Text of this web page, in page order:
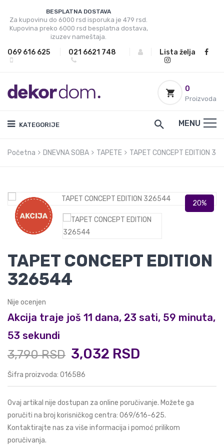
BESPLATNA DOSTAVA
Za kupovinu do 6000 rsd isporuka je 479 rsd.
Kupovina preko 6000 rsd besplatna dostava,
izuzev nameštaja.
069 616 625 021 6621 748 Lista želja
0
Proizvoda
KATEGORIJE MENU
Početna DNEVNA SOBA TAPETE TAPET CONCEPT EDITION
TAPET CONCEPT EDITION
326544
Nije ocenjen
Akcija traje još 11 dana, 23 sati, 59 minuta,
53 sekundi
3,790 RSD 3,032 RSD
Šifra proizvoda: 016586
Ovaj artikal nije dostupan za online poručivanje. Možete ga
poručiti na broj korisničkog centra: 069/616-625.
Kontaktirajte nas za više informacija i pomoć prilikom
poručivanja.